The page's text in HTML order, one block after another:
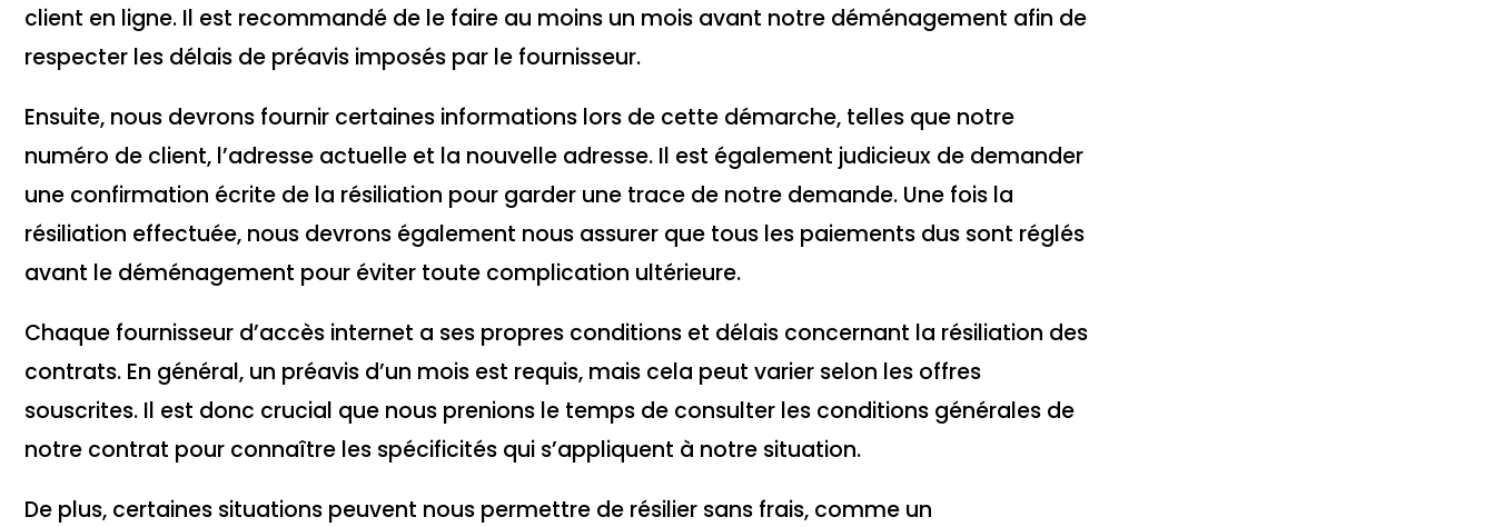
client en ligne. Il est recommandé de le faire au moins un mois avant notre déménagement afin de
respecter les délais de préavis imposés par le fournisseur.
Ensuite, nous devrons fournir certaines informations lors de cette démarche, telles que notre
numéro de client, l’adresse actuelle et la nouvelle adresse. Il est également judicieux de demander
une confirmation écrite de la résiliation pour garder une trace de notre demande. Une fois la
résiliation effectuée, nous devrons également nous assurer que tous les paiements dus sont réglés
avant le déménagement pour éviter toute complication ultérieure.
Chaque fournisseur d’accès internet a ses propres conditions et délais concernant la résiliation des
contrats. En général, un préavis d’un mois est requis, mais cela peut varier selon les offres
souscrites. Il est donc crucial que nous prenions le temps de consulter les conditions générales de
notre contrat pour connaître les spécificités qui s’appliquent à notre situation.
De plus, certaines situations peuvent nous permettre de résilier sans frais, comme un